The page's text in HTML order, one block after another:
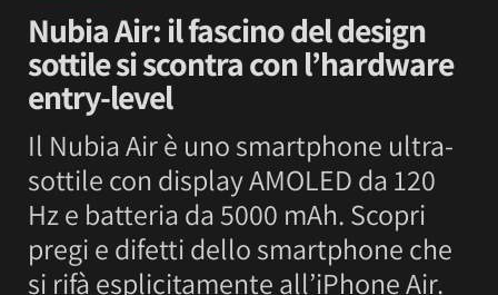
Nubia Air: il fascino del design
sottile si scontra con l’hardware
entry-level
Il Nubia Air è uno smartphone ultra-
sottile con display AMOLED da 120
Hz e batteria da 5000 mAh. Scopri
pregi e difetti dello smartphone che
si rifà esplicitamente all’iPhone Air.